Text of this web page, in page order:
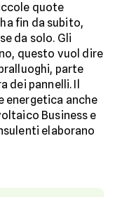
quote
fin da subito,
da solo. Gli
questo vuol dire
parte
dei pannelli. Il
energetica anche
Business e
elaborano